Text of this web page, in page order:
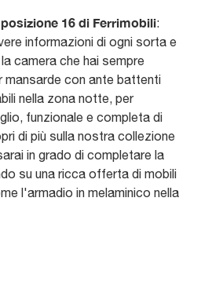
16 di Ferrimobili:
informazioni di ogni sorta e
camera che hai sempre
mansarde con ante battenti
nella zona notte, per
funzionale e completa di
di più sulla nostra collezione
in grado di completare la
su una ricca offerta di mobili
l'armadio in melaminico nella